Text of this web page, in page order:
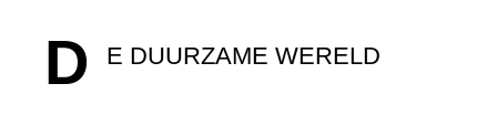
D E DUURZAME WERELD